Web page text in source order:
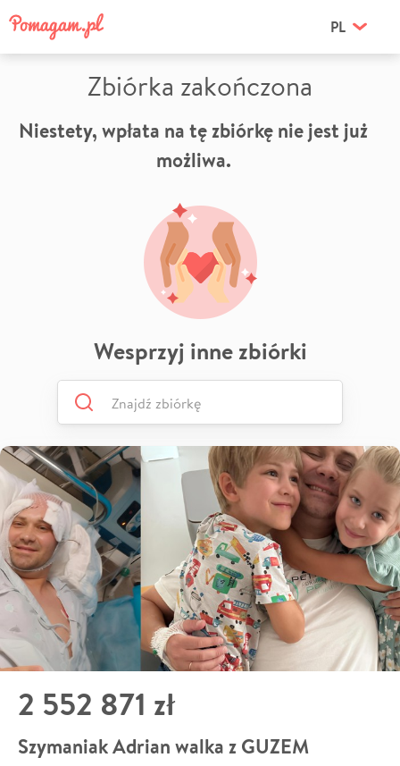
PL
Zbiórka zakończona
Niestety, wpłata na tę zbiórkę nie jest już
możliwa.
Wesprzyj inne zbiórki
2 552 871 zł
Szymaniak Adrian walka z GUZEM